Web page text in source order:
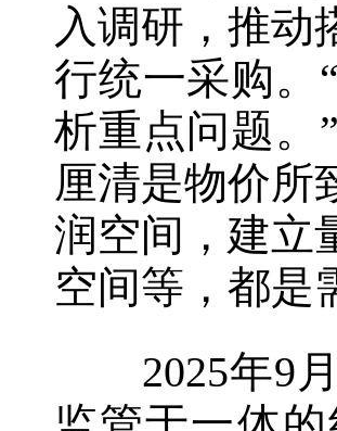
入调研，推动
行统一采购。
析重点问题。
厘清是物价所
润空间，建立
空间等，都是
2025年9月